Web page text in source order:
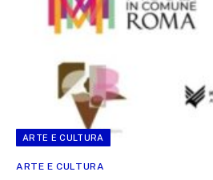
ARTE E CULTURA
ARTE E CULTURA